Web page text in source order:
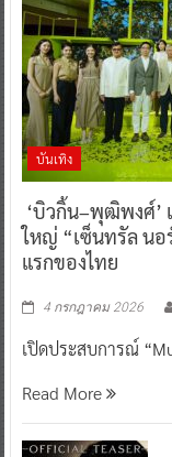
บันเทิง
‘บิวกิ้น–พุฒิพงศ์’
ใหญ่ “เซ็นทรัล นอ
แรกของไทย
4 กรกฎาคม 2026
เปิดประสบการณ์
Read More